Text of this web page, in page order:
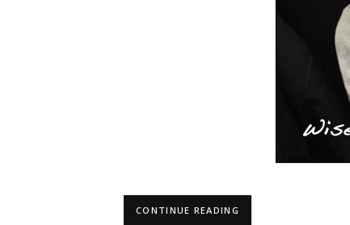
CONTINUE READING